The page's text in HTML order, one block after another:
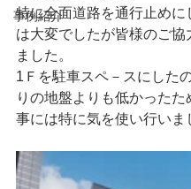
事例紹介
特に全面道路を通行止めに
は大変でしたが皆様のご協
ました。
1Ｆを駐車スペ－スにした
りの地盤よりも低かったた
事には特に気を使い行いま